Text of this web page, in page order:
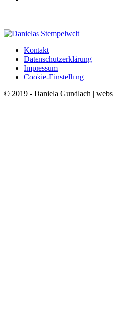
Kontakt
Datenschutzerklärung
Impressum
Cookie-Einstellung
© 2019 - Daniela Gundlach |